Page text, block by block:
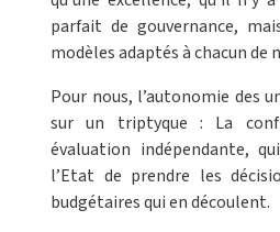
parfait de gouvernance,
modèles adaptés à chacun de
Pour nous, l’autonomie des
sur un triptyque : La
évaluation indépendante,
l’Etat de prendre les
budgétaires qui en découlent.